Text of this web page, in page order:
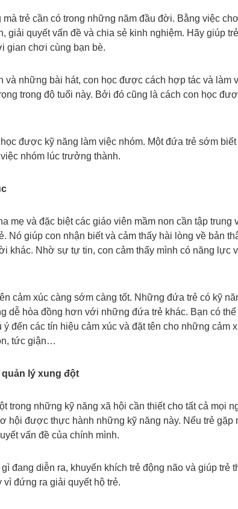
trẻ cần có trong những năm đầu đời. Bằng việc
giải quyết vấn đề và chia sẻ kinh nghiệm. Hãy giúp
gian chơi cùng bạn bè.
và những bài hát, con học được cách hợp tác và làm
trong độ tuổi này. Bởi đó cũng là cách con học
được kỹ năng làm việc nhóm. Một đứa trẻ sớm
nhóm lúc trưởng thành.
mẹ và đặc biệt các giáo viên mầm non cần tập trung
Nó giúp con nhận biết và cảm thấy hài lòng về bản
khác. Nhờ sự tự tin, con cảm thấy mình có năng lực
cảm xúc càng sớm càng tốt. Những đứa trẻ có kỹ
dễ hòa đồng hơn với những đứa trẻ khác. Bạn có
đến các tín hiệu cảm xúc và đặt tên cho những cảm
tức giận…
quản lý xung đột
trong những kỹ năng xã hội cần thiết cho tất cả mọi
hội được thực hành những kỹ năng này. Nếu trẻ gặp
vấn đề của chính mình.
đang diễn ra, khuyến khích trẻ động não và giúp trẻ
đứng ra giải quyết hộ trẻ.